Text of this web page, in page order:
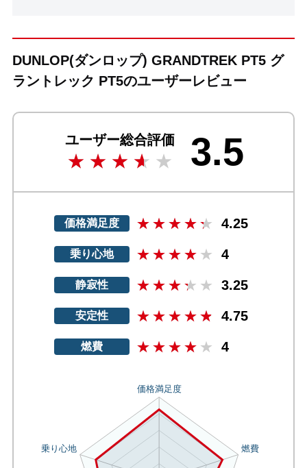
DUNLOP(ダンロップ) GRANDTREK PT5 グ
ラントレック PT5のユーザーレビュー
ユーザー総合評価 3.5
価格満足度 4.25
乗り心地 4
静寂性 3.25
安定性 4.75
燃費 4